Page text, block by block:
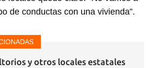
de conductas con una vivienda”.
y otros locales estatales